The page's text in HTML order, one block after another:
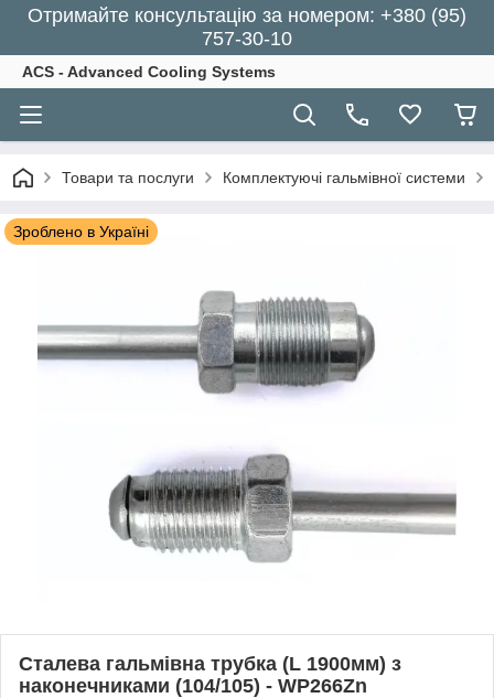
Отримайте консультацію за номером: +380 (95)
757-30-10
ACS - Advanced Cooling Systems
Товари та послуги Комплектуючі гальмівної системи
Зроблено в Україні
Сталева гальмівна трубка (L 1900мм) з
наконечниками (104/105) - WP266Zn